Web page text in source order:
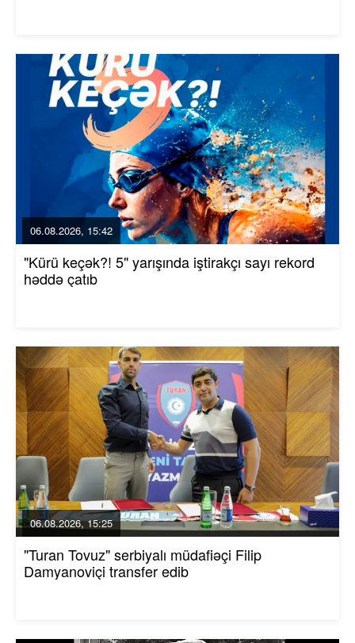
06.08.2026, 15:42
"Kürü keçək?! 5" yarışında iştirakçı sayı rekord
həddə çatıb
06.08.2026, 15:25
"Turan Tovuz" serbiyalı müdafiəçi Filip
Damyanoviçi transfer edib